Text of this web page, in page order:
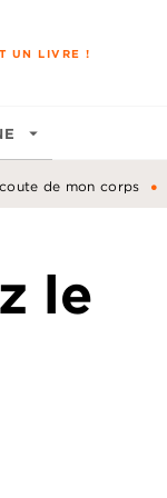
UN LIVRE !
arrow_drop_down
de mon corps •
le